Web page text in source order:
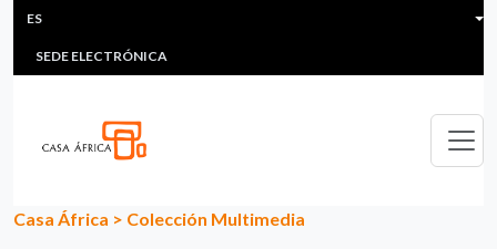
Pasar al contenido principal
HEADER MENU
MULTIMEDIA
SEDE ELECTRÓNICA
ES
Casa África > Colección Multimedia